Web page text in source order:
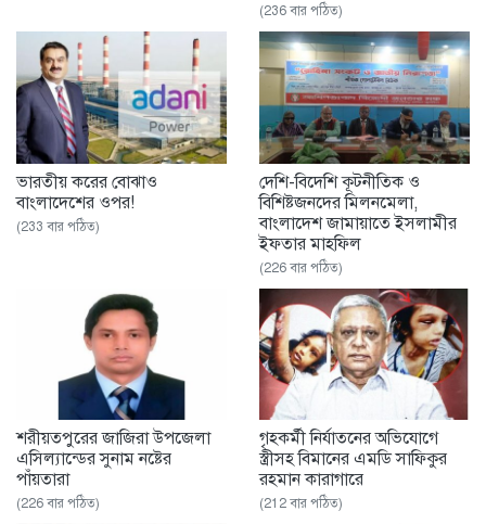
(236 বার পঠিত)
ভারতীয় করের বোঝাও
বাংলাদেশের ওপর!
(233 বার পঠিত)
দেশি-বিদেশি কূটনীতিক ও
বিশিষ্টজনদের মিলনমেলা,
বাংলাদেশ জামায়াতে ইসলামীর
ইফতার মাহফিল
(226 বার পঠিত)
শরীয়তপুরের জাজিরা উপজেলা
এসিল্যান্ডের সুনাম নষ্টের
পাঁয়তারা
(226 বার পঠিত)
গৃহকর্মী নির্যাতনের অভিযোগে
স্ত্রীসহ বিমানের এমডি সাফিকুর
রহমান কারাগারে
(212 বার পঠিত)